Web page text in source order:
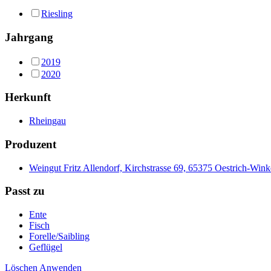
Riesling
Jahrgang
2019
2020
Herkunft
Rheingau
Produzent
Weingut Fritz Allendorf, Kirchstrasse 69, 65375 Oestrich-
Passt zu
Ente
Fisch
Forelle/Saibling
Geflügel
Löschen Anwenden